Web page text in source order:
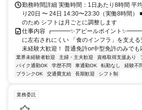
勤務時間詳細 実働時間：1日あたり8時間 平
り20日 〜 24日 14:30〜23:30（実働8時間）
のため シフトは月ごとに調整します
仕事内容 ┏━━━✨アピールポイント
に左右されにくい 「食のインフラ」を支え
未経験大歓迎！ 普通免許or中型免許のみでも
業界未経験者歓迎 主婦・主夫歓迎 資格取得支援あり
バイク通勤OK
学歴不問 車通勤OK 転勤なし 経験不
ブランクOK
交通費支給 長期歓迎 シフト制
業務委託